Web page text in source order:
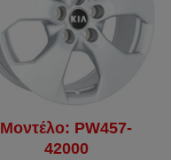
Μοντέλο: PW457-
42000